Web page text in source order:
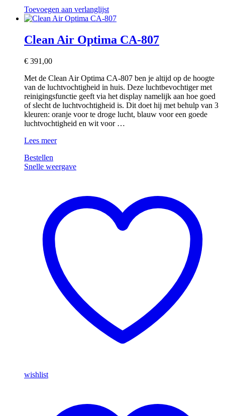
Toevoegen aan verlanglijst
Clean Air Optima CA-807
€ 391,00
Met de Clean Air Optima CA-807 ben je altijd op de hoogte
van de luchtvochtigheid in huis. Deze luchtbevochtiger met
reinigingsfunctie geeft via het display namelijk aan hoe goed
of slecht de luchtvochtigheid is. Dit doet hij met behulp van 3
kleuren: oranje voor te droge lucht, blauw voor een goede
luchtvochtigheid en wit voor …
Clean
Optima
CA-
Lees meer
Bestellen
Snelle weergave
wishlist